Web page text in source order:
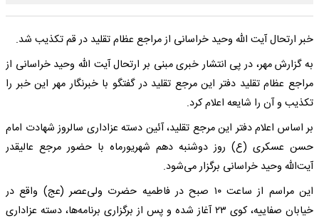
خبر ارتحال آیت الله وحید خراسانی از مراجع عظام تقلید در قم تکذیب شد.
به گزارش مهر، در پی انتشار خبری مبنی بر ارتحال آیت الله وحید خراسانی از
مراجع عظام تقلید دفتر این مرجع تقلید در گفتگو با خبرنگار مهر این خبر را
تکذیب و آن را شایعه اعلام کرد.
بر اساس اعلام دفتر این مرجع تقلید، آئین دسته عزاداری سالروز شهادت امام
حسن عسکری (ع) روز دوشنبه دهم شهریورماه با حضور مرجع عالیقدر
آیت‌الله وحید خراسانی برگزار می‌شود.
این مراسم از ساعت ۱۰ صبح در فاطمیه حضرت ولی‌عصر (عج) واقع در
خیابان صفاییه، کوی ۲۳ آغاز شده و پس از برگزاری برنامه‌ها، دسته عزاداری